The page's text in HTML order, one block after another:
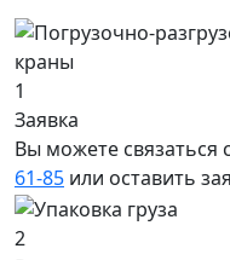
1
Заявка
Вы можете связаться
61-85 или оставить
2